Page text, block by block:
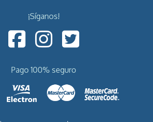
¡Síganos!
Pago 100% seguro